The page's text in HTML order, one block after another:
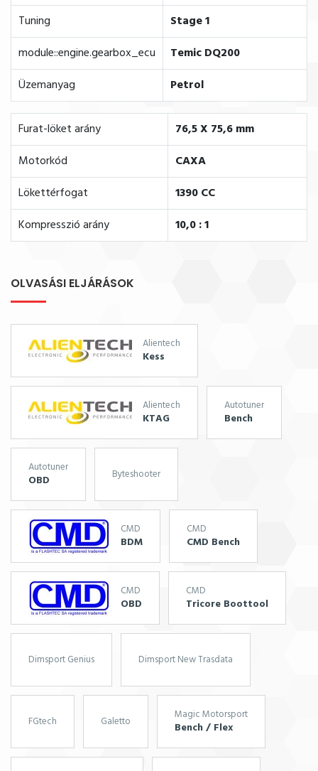
Tuning
Stage 1
module::engine.gearbox_ecu
Temic DQ200
Üzemanyag
Petrol
Furat-löket arány
76,5 X 75,6 mm
Motorkód
CAXA
Lökettérfogat
1390 CC
Kompresszió arány
10,0 : 1
OLVASÁSI ELJÁRÁSOK
Alientech
Kess
Alientech
KTAG
Autotuner
Bench
Autotuner
OBD Byteshooter
CMD
BDM
CMD
CMD Bench
CMD
OBD
CMD
Tricore Boottool
Dimsport Genius Dimsport New Trasdata
FGtech Galetto Magic Motorsport
Bench / Flex